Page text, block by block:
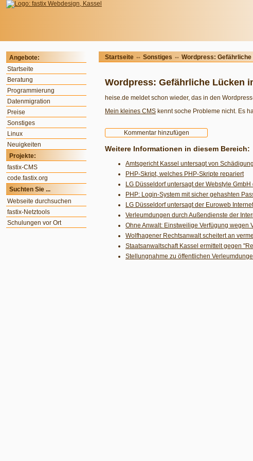
Startseite ⇔ Sonstiges ⇔ Wordpress: Gefährliche
Wordpress: Gefährliche Lücken
heise.de meldet schon wieder, das in den
Mein kleines CMS kennt soche Probleme nicht. Es
Weitere Informationen in diesem Bereich:
Amtsgericht Kassel untersagt von
PHP-Skript, welches PHP-Skripte repariert
LG Düsseldorf untersagt der Webstyle
PHP: Login-System mit sicher gehashten
LG Düsseldorf untersagt der Euroweb
Verleumdungen durch Außendienste der
Ohne Anwalt: Einstweilige Verfügung
Wolfhagener Rechtsanwalt scheitert an
Staatsanwaltschaft Kassel ermittelt gegen
Stellungnahme zu öffentlichen
Angebote:
Startseite
Beratung
Programmierung
Datenmigration
Preise
Sonstiges
Linux
Neuigkeiten
Projekte:
fastix-CMS
code.fastix.org
Suchten Sie ...
Webseite durchsuchen
fastix-Netztools
Schulungen vor Ort